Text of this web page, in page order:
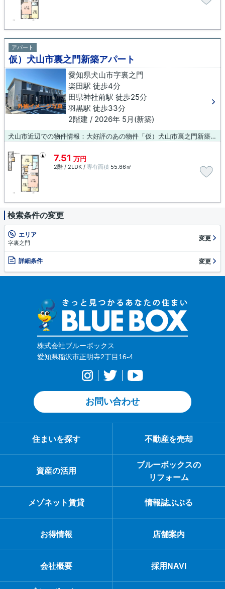
アパート
仮）犬山市裏之門新築アパート
愛知県犬山市字裏之門
楽田駅 徒歩4分
田県神社前駅 徒歩25分
羽黒駅 徒歩33分
2階建 / 2026年 5月(新築)
犬山市近辺での物件情報：大好評のあの物件「仮）犬山市裏之門新築アパート」。徒歩4分に駅がある物件です。新しい生活にお勧めなのが、こちらのアパートです。交通の便の良さは、住まい探しの大事な決め手です。楽田周辺のお部屋探しなら、当社へお気軽にご相談ください。
7.51 万円
2階 / 2LDK / 専有面積 55.66㎡
検索条件の変更
エリア
字裏之門
変更
詳細条件 変更
株式会社ブルーボックス
愛知県稲沢市正明寺2丁目16-4
お問い合わせ
住まいを探す 不動産を売却
資産の活用
ブルーボックスの
リフォーム
メゾネット賃貸 情報誌ぶぶる
お得情報 店舗案内
会社概要 採用NAVI